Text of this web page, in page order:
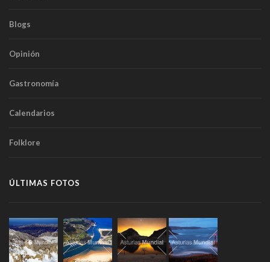
Blogs
Opinión
Gastronomía
Calendarios
Folklore
ÚLTIMAS FOTOS